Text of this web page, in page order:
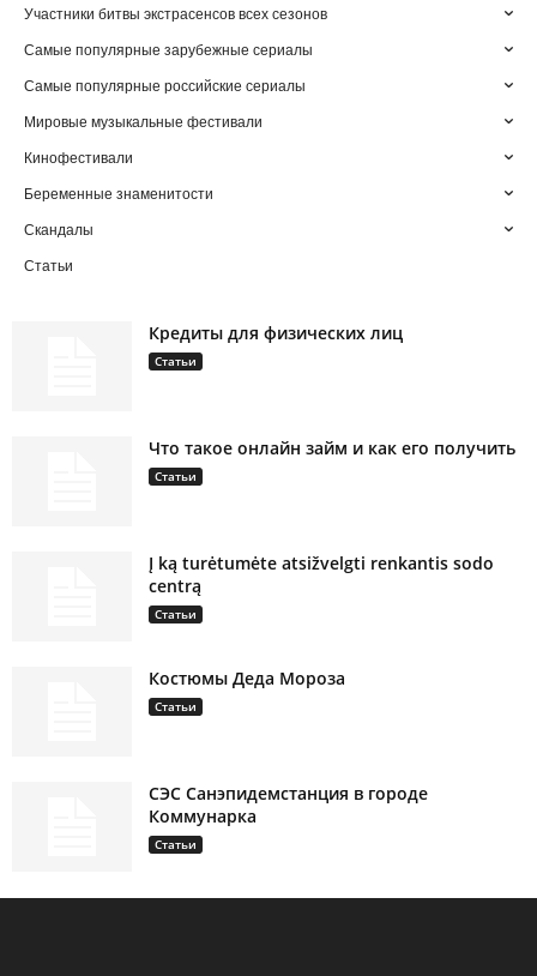
Участники битвы экстрасенсов всех сезонов
Самые популярные зарубежные сериалы
Самые популярные российские сериалы
Мировые музыкальные фестивали
Кинофестивали
Беременные знаменитости
Скандалы
Статьи
Кредиты для физических лиц
Статьи
Что такое онлайн займ и как его получить
Статьи
Į ką turėtumėte atsižvelgti renkantis sodo
centrą
Статьи
Костюмы Деда Мороза
Статьи
СЭС Санэпидемстанция в городе
Коммунарка
Статьи